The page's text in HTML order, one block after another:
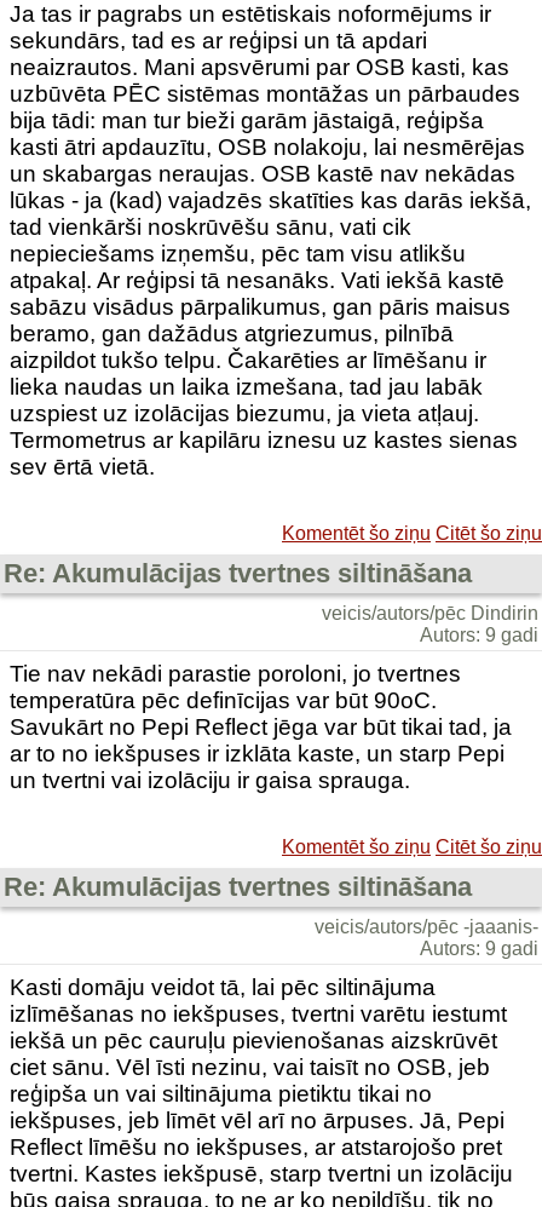
Ja tas ir pagrabs un estētiskais noformējums ir
sekundārs, tad es ar reģipsi un tā apdari
neaizrautos. Mani apsvērumi par OSB kasti, kas
uzbūvēta PĒC sistēmas montāžas un pārbaudes
bija tādi: man tur bieži garām jāstaigā, reģipša
kasti ātri apdauzītu, OSB nolakoju, lai nesmērējas
un skabargas neraujas. OSB kastē nav nekādas
lūkas - ja (kad) vajadzēs skatīties kas darās iekšā,
tad vienkārši noskrūvēšu sānu, vati cik
nepieciešams izņemšu, pēc tam visu atlikšu
atpakaļ. Ar reģipsi tā nesanāks. Vati iekšā kastē
sabāzu visādus pārpalikumus, gan pāris maisus
beramo, gan dažādus atgriezumus, pilnībā
aizpildot tukšo telpu. Čakarēties ar līmēšanu ir
lieka naudas un laika izmešana, tad jau labāk
uzspiest uz izolācijas biezumu, ja vieta atļauj.
Termometrus ar kapilāru iznesu uz kastes sienas
sev ērtā vietā.
Komentēt šo ziņu Citēt šo ziņu
Re: Akumulācijas tvertnes siltināšana
veicis/autors/pēc Dindirin
Autors: 9 gadi
Tie nav nekādi parastie poroloni, jo tvertnes
temperatūra pēc definīcijas var būt 90oC.
Savukārt no Pepi Reflect jēga var būt tikai tad, ja
ar to no iekšpuses ir izklāta kaste, un starp Pepi
un tvertni vai izolāciju ir gaisa sprauga.
Komentēt šo ziņu Citēt šo ziņu
Re: Akumulācijas tvertnes siltināšana
veicis/autors/pēc -jaaanis-
Autors: 9 gadi
Kasti domāju veidot tā, lai pēc siltinājuma
izlīmēšanas no iekšpuses, tvertni varētu iestumt
iekšā un pēc cauruļu pievienošanas aizskrūvēt
ciet sānu. Vēl īsti nezinu, vai taisīt no OSB, jeb
reģipša un vai siltinājuma pietiktu tikai no
iekšpuses, jeb līmēt vēl arī no ārpuses. Jā, Pepi
Reflect līmēšu no iekšpuses, ar atstarojošo pret
tvertni. Kastes iekšpusē, starp tvertni un izolāciju
būs gaisa sprauga, to ne ar ko nepildīšu, tik no